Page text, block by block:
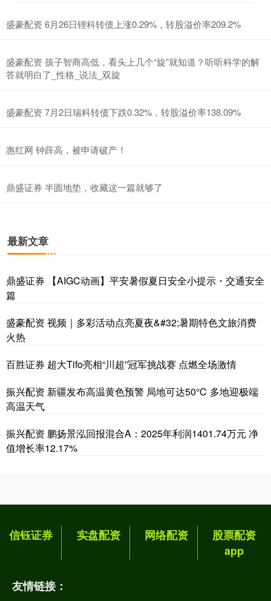
盛豪配资 6月26日锂科转债上涨0.29%，转股溢价率209.2%
盛豪配资 孩子智商高低，看头上几个“旋”就知道？听听科学的解
答就明白了_性格_说法_双旋
盛豪配资 7月2日瑞科转债下跌0.32%，转股溢价率138.09%
惠红网 钟薛高，被申请破产！
鼎盛证券 半圆地垫，收藏这一篇就够了
最新文章
鼎盛证券 【AIGC动画】平安暑假夏日安全小提示・交通安全
篇
盛豪配资 视频｜多彩活动点亮夏夜&#32;暑期特色文旅消费
火热
百胜证券 超大Tifo亮相“川超”冠军挑战赛 点燃全场激情
振兴配资 新疆发布高温黄色预警 局地可达50℃ 多地迎极端
高温天气
振兴配资 鹏扬景泓回报混合A：2025年利润1401.74万元 净
值增长率12.17%
信钰证券 实盘配资 网络配资
股票配资
app
友情链接：